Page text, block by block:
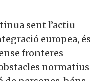
sent l’actiu
europea, és
fronteres
normatius